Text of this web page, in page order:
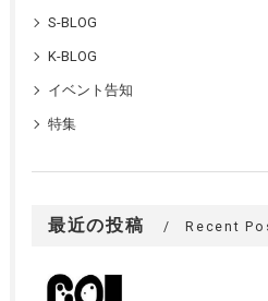
S-BLOG
K-BLOG
イベント告知
特集
最近の投稿 Recent